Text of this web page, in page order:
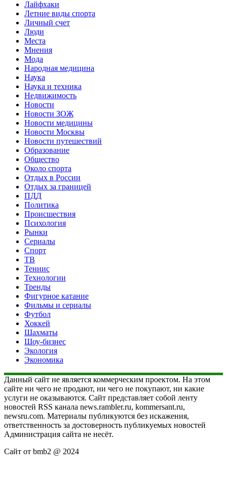
Лайфхаки
Летние виды спорта
Личный счет
Люди
Места
Мнения
Мода
Народная медицина
Наука
Наука и техника
Недвижимость
Новости
Новости ЗОЖ
Новости медицины
Новости Москвы
Новости путешествий
Образование
Общество
Около спорта
Отдых в России
Отдых за границей
ПДД
Политика
Происшествия
Психология
Рынки
Сериалы
Спорт
ТВ
Теннис
Технологии
Тренды
Фигурное катание
Фильмы и сериалы
Футбол
Хоккей
Шахматы
Шоу-бизнес
Экология
Экономика
Данный сайт не является коммерческим проектом. На этом
сайте ни чего не продают, ни чего не покупают, ни какие
услуги не оказываются. Сайт представляет собой ленту
новостей RSS канала news.rambler.ru, kommersant.ru,
newsru.com. Материалы публикуются без искажения,
ответственность за достоверность публикуемых новостей
Администрация сайта не несёт.
Сайт от bmb2 @ 2024